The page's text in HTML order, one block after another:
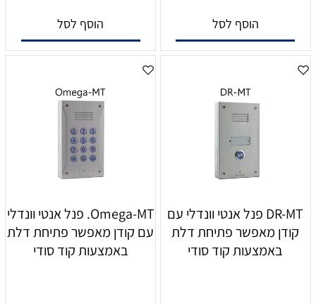
הוסף לסל הוסף לסל
DR-MT פנל אנטי וונדלי עם
קודן מאפשר פתיחת דלת
באמצעות קוד סודי
Omega-MT. פנל אנטי וונדלי
עם קודן מאפשר פתיחת דלת
באמצעות קוד סודי